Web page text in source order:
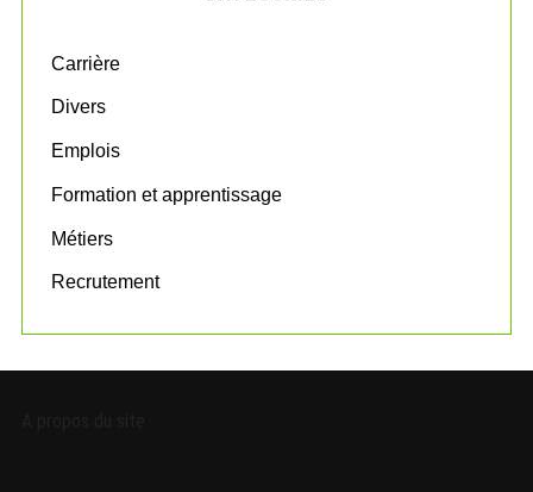
o
:
Carrière
Divers
Emplois
Formation et apprentissage
Métiers
Recrutement